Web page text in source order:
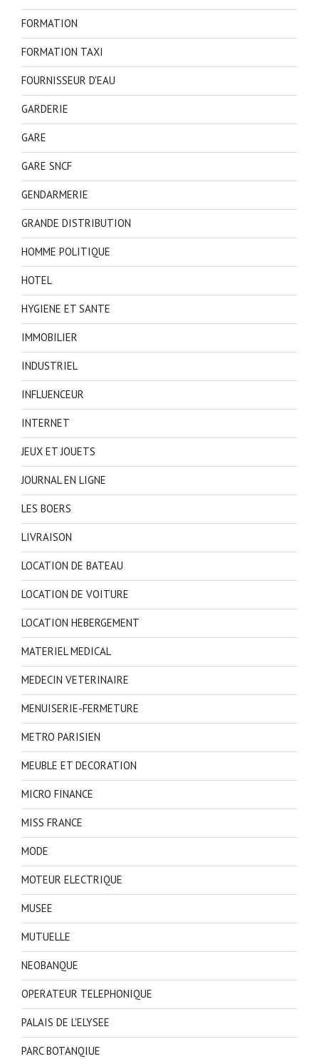
FORMATION
FORMATION TAXI
FOURNISSEUR D'EAU
GARDERIE
GARE
GARE SNCF
GENDARMERIE
GRANDE DISTRIBUTION
HOMME POLITIQUE
HOTEL
HYGIENE ET SANTE
IMMOBILIER
INDUSTRIEL
INFLUENCEUR
INTERNET
JEUX ET JOUETS
JOURNAL EN LIGNE
LES BOERS
LIVRAISON
LOCATION DE BATEAU
LOCATION DE VOITURE
LOCATION HEBERGEMENT
MATERIEL MEDICAL
MEDECIN VETERINAIRE
MENUISERIE-FERMETURE
METRO PARISIEN
MEUBLE ET DECORATION
MICRO FINANCE
MISS FRANCE
MODE
MOTEUR ELECTRIQUE
MUSEE
MUTUELLE
NEOBANQUE
OPERATEUR TELEPHONIQUE
PALAIS DE L'ELYSEE
PARC BOTANQIUE